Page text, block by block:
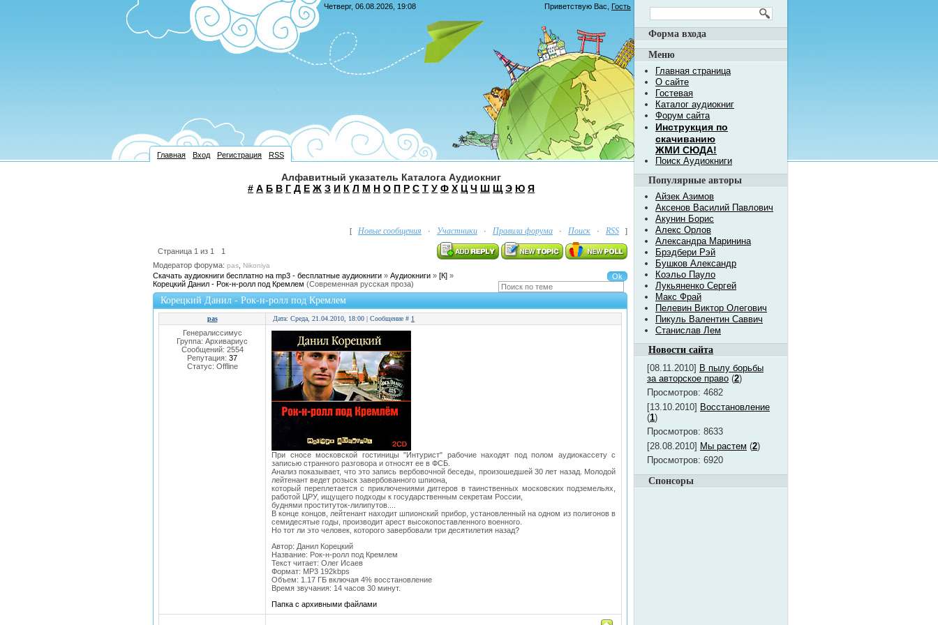
Четверг, 06.08.2026, 19:08 Приветствую Вас Гость
Главная Вход Регистрация RSS
Алфавитный указатель Каталога Аудиокниг
# А Б В Г Д Е Ж З И К Л М Н О П Р С Т У Ф Х Ц Ч Ш Щ Э Ю Я
[ Новые сообщения · Участники · Правила форума · Поиск · RSS ]
Страница 1 из 1
1
Модератор форума: pas Nikoniya
Скачать аудиокниги бесплатно на mp3 - бесплатные аудиокниги » Аудиокниги » [К] »
Корецкий Данил - Рок-н-ролл под Кремлем (Современная русская проза)
Корецкий Данил - Рок-н-ролл под Кремлем
pas Дата: Среда, 21.04.2010, 18:00 | Сообщение # 1
Генералиссимус
Группа: Архивариус
Сообщений: 2554
Репутация: 37
Статус: Offline
При сносе московской гостиницы "Интурист" рабочие находят под полом аудиокассету с
записью странного разговора и относят ее в ФСБ.
Анализ показывает, что это запись вербовочной беседы, произошедшей 30 лет назад. Молодой
лейтенант ведет розыск завербованного шпиона,
который переплетается с приключениями диггеров в таинственных московских подземельях,
работой ЦРУ, ищущего подходы к государственным секретам России,
буднями проституток-лилипутов....
В конце концов, лейтенант находит шпионский прибор, установленный на одном из полигонов в
семидесятые годы, производит арест высокопоставленного военного.
Но тот ли это человек, которого завербовали три десятилетия назад?
Автор: Данил Корецкий
Название: Рок-н-ролл под Кремлем
Текст читает: Олег Исаев
Формат: MP3 192kbps
Объем: 1.17 ГБ включая 4% восстановление
Время звучания: 14 часов 30 минут.
Папка с архивными файлами
Форма входа
Меню
Главная страница
О сайте
Гостевая
Каталог аудиокниг
Форум сайта
Инструкция по
скачиванию
ЖМИ СЮДА!
Поиск Аудиокниги
Популярные авторы
Айзек Азимов
Аксенов Василий Павлович
Акунин Борис
Алекс Орлов
Александра Маринина
Брэдбери Рэй
Бушков Александр
Коэльо Пауло
Лукьяненко Сергей
Макс Фрай
Пелевин Виктор Олегович
Пикуль Валентин Саввич
Станислав Лем
Новости сайта
[08.11.2010] В пылу борьбы
за авторское право (2)
Просмотров: 4682
[13.10.2010] Восстановление
(1)
Просмотров: 8633
[28.08.2010] Мы растем (2)
Просмотров: 6920
Спонсоры